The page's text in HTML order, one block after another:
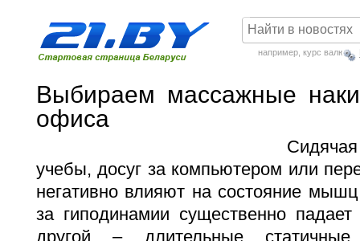
например, курс валют
Выбираем массажные
офиса
учебы, досуг за компьютером или
негативно влияют на состояние
за гиподинамии существенно
другой – длительные